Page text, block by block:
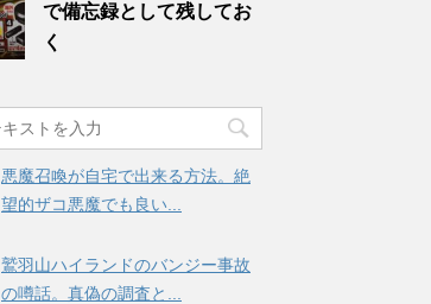
で備忘録として残してお
く
悪魔召喚が自宅で出来る方法。絶
望的ザコ悪魔でも良い...
鷲羽山ハイランドのバンジー事故
の噂話。真偽の調査と...